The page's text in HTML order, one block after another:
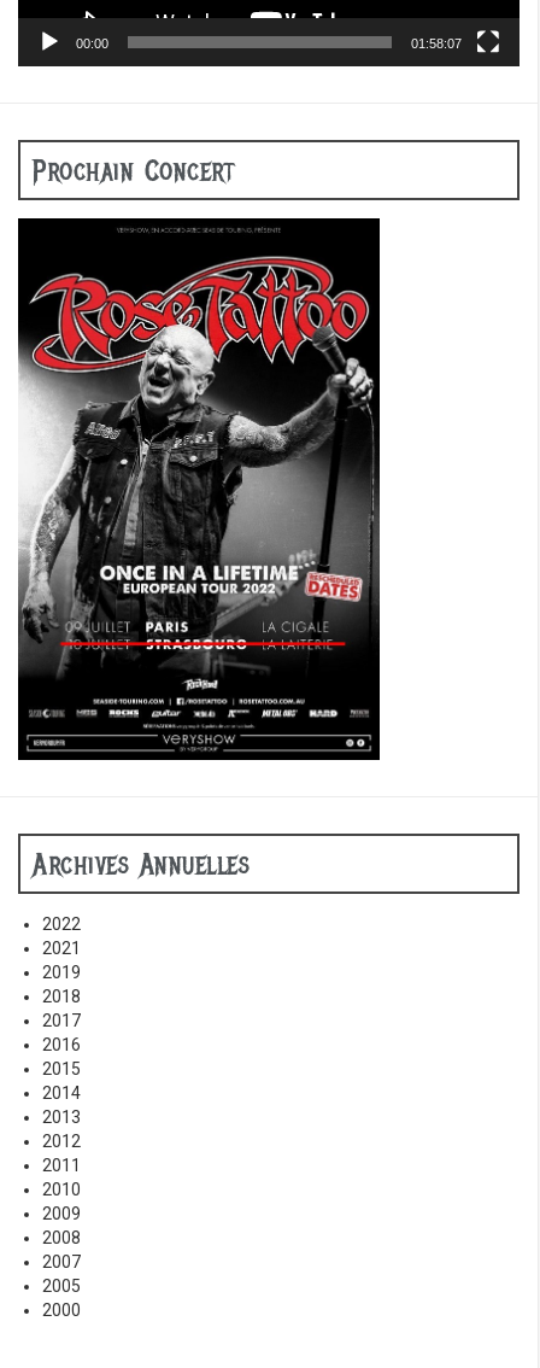
00:00 01:58:07
Prochain Concert
Archives Annuelles
2022
2021
2019
2018
2017
2016
2015
2014
2013
2012
2011
2010
2009
2008
2007
2005
2000